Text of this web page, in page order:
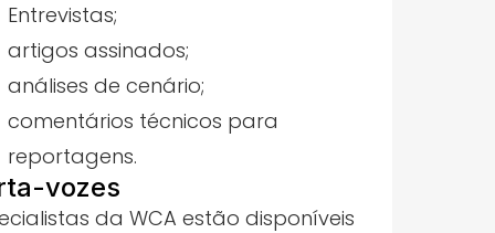
Entrevistas;
artigos assinados;
análises de cenário;
comentários técnicos para
reportagens.
vozes
da WCA estão disponíveis